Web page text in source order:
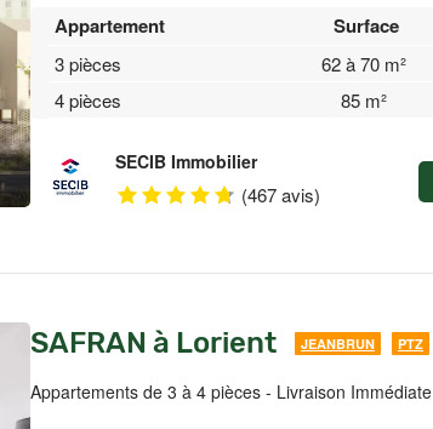
Appartement Surface
3 pièces 62 à 70 m²
4 pièces 85 m²
SECIB Immobilier
(467 avis)
SAFRAN à Lorient JEANBRUN PTZ
Appartements de 3 à 4 pièces - Livraison Immédiate